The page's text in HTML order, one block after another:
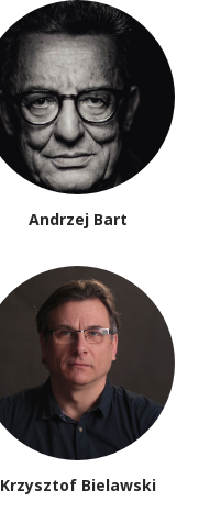
Andrzej Bart
Krzysztof Bielawski